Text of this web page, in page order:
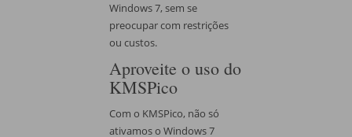
Windows 7, sem se
preocupar com restrições
ou custos.
Aproveite o uso do
KMSPico
Com o KMSPico, não só
ativamos o Windows 7